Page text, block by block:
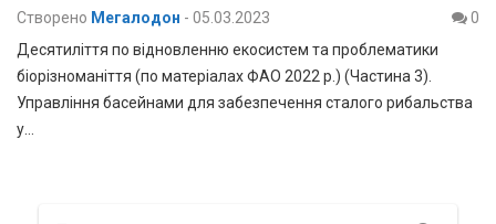
Створено Мегалодон - 05.03.2023
0
Десятиліття по відновленню екосистем та проблематики
біорізноманіття (по матеріалах ФАО 2022 р.) (Частина 3).
Управління басейнами для забезпечення сталого рибальства
у…